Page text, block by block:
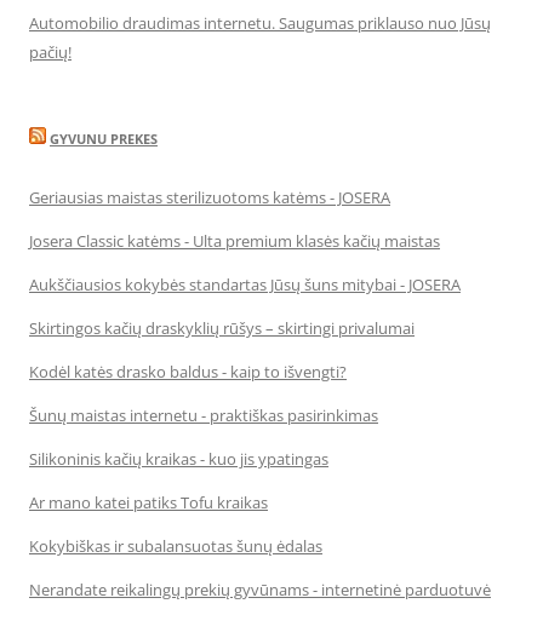
Automobilio draudimas internetu. Saugumas priklauso nuo Jūsų
pačių!
GYVUNU PREKES
Geriausias maistas sterilizuotoms katėms - JOSERA
Josera Classic katėms - Ulta premium klasės kačių maistas
Aukščiausios kokybės standartas Jūsų šuns mitybai - JOSERA
Skirtingos kačių draskyklių rūšys – skirtingi privalumai
Kodėl katės drasko baldus - kaip to išvengti?
Šunų maistas internetu - praktiškas pasirinkimas
Silikoninis kačių kraikas - kuo jis ypatingas
Ar mano katei patiks Tofu kraikas
Kokybiškas ir subalansuotas šunų ėdalas
Nerandate reikalingų prekių gyvūnams - internetinė parduotuvė